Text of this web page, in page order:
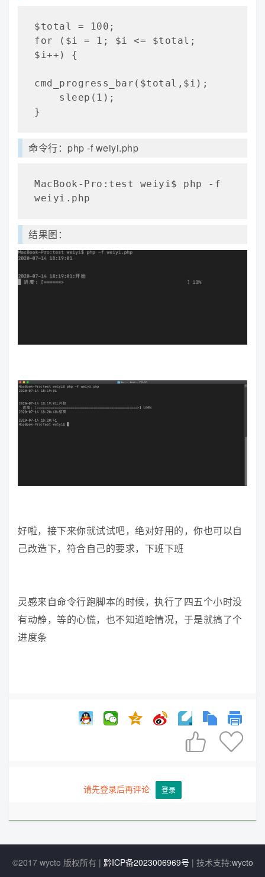
$total = 100;
for ($i = 1; $i <= $total;
$i++) {
cmd_progress_bar($total,$i);
}
命令行：php -f weiyi.php
MacBook-Pro:test weiyi$ php -f
weiyi.php
结果图：
好啦，接下来你就试试吧，绝对好用的，你也可以自
己改造下，符合自己的要求，下班下班
灵感来自命令行跑脚本的时候，执行了四五个小时没
有动静，等的心慌，也不知道啥情况，于是就搞了个
进度条
 
请先登录后再评论 登录
©2017 wycto 版权所有 | 黔ICP备2023006969号 | 技术支持:wycto